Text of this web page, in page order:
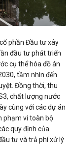
phần Đầu tư xây
đầu tư phát triển
cụ thể hóa đồ án
tầm nhìn đến
Đồng thời, thu
chất lượng nước
cùng với các dự án
phạm vi toàn bộ
quy định của
tư và trả phí xử lý